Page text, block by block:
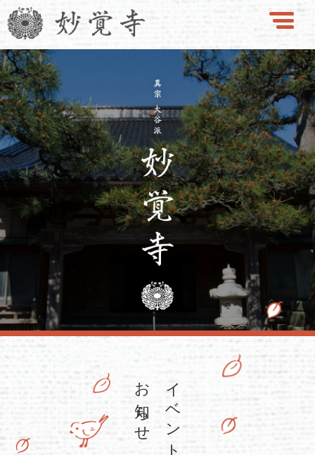
イベント
お知らせ